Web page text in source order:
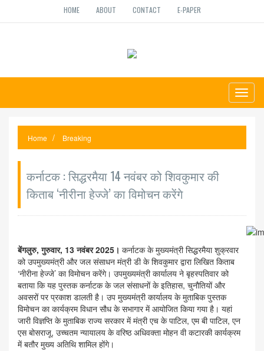
HOME ABOUT CONTACT E-PAPER
Home Breaking
कर्नाटक : सिद्धरमैया 14 नवंबर को शिवकुमार की
किताब ‘नीरीना हेज्जे’ का विमोचन करेंगे
बेंगलुरु, गुरुवार, 13 नवंबर 2025। कर्नाटक के मुख्यमंत्री सिद्धरमैया शुक्रवार
को उपमुख्यमंत्री और जल संसाधन मंत्री डी के शिवकुमार द्वारा लिखित किताब
‘नीरीना हेज्जे’ का विमोचन करेंगे। उपमुख्यमंत्री कार्यालय ने बृहस्पतिवार को
बताया कि यह पुस्तक कर्नाटक के जल संसाधनों के इतिहास, चुनौतियों और
अवसरों पर प्रकाश डालती है। उप मुख्यमंत्री कार्यालय के मुताबिक पुस्तक
विमोचन का कार्यक्रम विधान सौध के सभागार में आयोजित किया गया है। यहां
जारी विज्ञप्ति के मुताबिक राज्य सरकार में मंत्री एच के पाटिल, एम बी पाटिल, एन
एस बोसराजू, उच्चतम न्यायालय के वरिष्ठ अधिवक्ता मोहन वी कटारकी कार्यक्रम
में बतौर मुख्य अतिथि शामिल होंगे।